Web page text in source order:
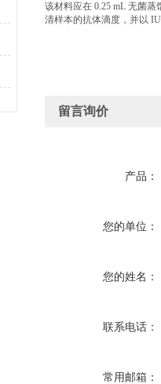
该材料应在 0.25 mL 无菌蒸
清样本的抗体滴度，并以
留言询价
产品：
您的单位：
您的姓名：
联系电话：
常用邮箱：